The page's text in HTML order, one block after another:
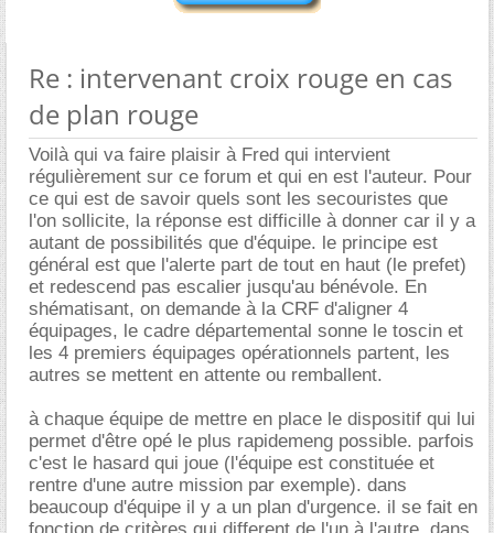
Re : intervenant croix rouge en cas
de plan rouge
Voilà qui va faire plaisir à Fred qui intervient
régulièrement sur ce forum et qui en est l'auteur. Pour
ce qui est de savoir quels sont les secouristes que
l'on sollicite, la réponse est difficille à donner car il y a
autant de possibilités que d'équipe. le principe est
général est que l'alerte part de tout en haut (le prefet)
et redescend pas escalier jusqu'au bénévole. En
shématisant, on demande à la CRF d'aligner 4
équipages, le cadre départemental sonne le toscin et
les 4 premiers équipages opérationnels partent, les
autres se mettent en attente ou remballent.
à chaque équipe de mettre en place le dispositif qui lui
permet d'être opé le plus rapidemeng possible. parfois
c'est le hasard qui joue (l'équipe est constituée et
rentre d'une autre mission par exemple). dans
beaucoup d'équipe il y a un plan d'urgence. il se fait en